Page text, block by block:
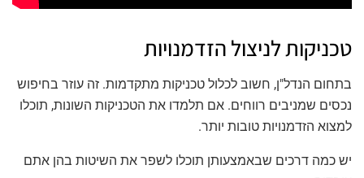
טכניקות לניצול הזדמנויות
בתחום הנדל"ן, חשוב לכלול טכניקות מתקדמות. זה עוזר בחיפוש
נכסים שמניבים רווחים. אם תלמדו את הטכניקות השונות, תוכלו
למצוא הזדמנויות טובות יותר.
יש כמה דרכים שבאמצעותן תוכלו לשפר את השיטות בהן אתם